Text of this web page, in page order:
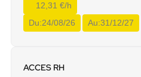
12,31 €/h
Du:24/08/26 Au:31/12/27
ACCES RH